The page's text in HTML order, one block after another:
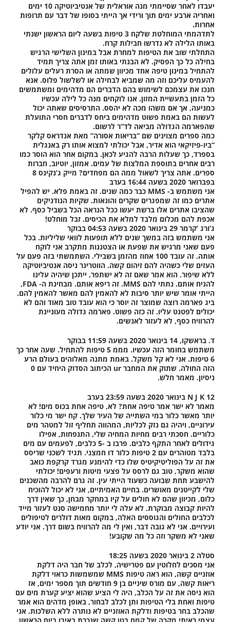
יעבדו לאחר שסיימתי מנה אוראלית של אנטיביוטיקה 10 ימים
ואחריה ארבע ימים תוך ורידי אך הייתי בסופו של דבר עם תרופות
אחרות.
לתדהמתי המוחלטת שלקח 3 טיפות בשעה ליום הראשון ישנתי
באותו הלילה לא נדרשו חבילות קרח.
התחלתי שוב את הטיפות למחרת אבל במינון השלישי הרגיש
בחילה כל כך הפסיק. לא הבנתי באותו זמן אתה צריך תמיד
להתחיל במינון טיפה אחד מכיוון שמתה או הסרת רעלים עלולים
להעמיס עליכם וזה מה שמביא לבחילה או לשלשול פלוס. אנא
חנכו את עצמכם לשימוש בהם הדברים הם מדהימים ומשתמשים
כל הזמן בתעשיית המזון. אנו לוקחים מנה כל לילה עכשיו
כמניעה, אך אם משהו מכה לא יהסס. התרסיסים שאתה יכול
לעשות הם באמת פשוט מדהימים ביחס לדברים חסרי התועלת
שהפארמה הגדולה מביאה לד”ר לרשום.
כמה ספרים מצוינים שם “בריאות אסורה” מאת אנדראס קלקר
“ביו-פיזיקאי הוא אדיר, אבל יכולתי למצוא אותו רק באנגלית
בספרד, כך שעלות הרבה להגיע לכאן. במקום אחר הוא הוסר כמו
רבים אחרים בתוספת המלצות של עמים. אמזון, יוטיוב, חברות
ספרים. אתה צריך לשאול ממה הם מפחדים? מייק ג’נקינס 8
בפברואר 2020 בשעה 16:44 בערב
אני משתמש ב- MMS כבר כמה שנים. זה באמת פלא. יש להפיל
אתרים כמו זה שמפגרים שקרים והונאות. שקיות הנודניקים
שהציבו אתרים אלו ברשת יעשו ככל הנראה הכל בשביל כסף. לא
אכפת להם מכלום מלבד למלא את הכיסים. זבל מוחלט!
ג’ורג ‘קרמר 29 בינואר 2020 בשעה 04:53 בבוקר
אני משתמש בזה במשך שנים ללא תופעות לוואי שליליות. בכל
פעם שאני מרגיש את שפעת או הצטננות מתקרב אני לוקח
אותה. זה עובד 100 אחוז מהזמן בשבילי. השתמשתי בזה פעם על
העזים שלי כשהיה להם זיהום קשה. הווטרינר ניסה אנטיביוטיקה
ללא שיפור. הוא אמר שאם זה לא ישתפר, ייתכן שיהיה עלינו
להניח אותם. נתתי להם MMS. זה ריפא אותם. מבחינת ה- FDA,
הייתי אומר שיש יותר סיבות לא להאמין להם מאשר להאמין להם.
ביג פארמה רוצה שמוצר זה יוסר כי הוא עובד טוב מאוד והם לא
יכולים לפטנט עליו. זה כזה פשוט. פארמה גדולה מעוניינת
להרוויח כסף, לא לעזור לאנשים.
ד. בראשקו, 14 בינואר 2020 בשעה 11:59 בבוקר
משתמש בחומר הזה עכשיו. מממ 5 טיפות להתחיל. שעה אחר כך
6 טיפות. אני לא קל משקל. באמת מתנה מאלוהים בעולם הרע
הזה החולה. שתוק את המחבר ur הכיתוב הסדוק היחיד עם 0
ניסיון. מאמר חלש.
N J K 12 בינואר 2020 בשעה 23:59 בערב
מאמר לא ישר אמר טיפה אחת? לא, טיפה אחת בכוס מים! לא
יותר מאשר כלור במי השתייה של העיר שלך. קח ישר מי כלור
עירוניים, ויהיה גם נזק לכליות, המהווה תחליף זול למטהר מים
כלוריים. חסכתי רבים מחיות המחיה שלי, התנפחות, אפילו
גידולים לאחר התקף כלבים. פרבו ב -5 כלבים, לפעמים עם מים
בלבד מטוהרים עם 2 טיפות כלור דו חמצני. תגיד לשכני שריסס
את זה על הפוליטיקיטיס שלו כדי להימנע מגרד קרקפת כואב
שהוא משקר, טוב גם לרסס על פצעי מיטות ורעפים! יכולתי
להישבע תחת שבועה כשעוד הייתי עין. זה גרם להרבה מהשכנים
שלי לקייטנים מאושרים. בחיים האמיתיים, אני לא יכול להוכיח
כלום, מכיוון שהם לא חולים על קיו במחקר מבחן, כך שאין דרך
להיות קבוצה מבוקרת. לא עלה לי יותר מחמישה סנט לעזור מייד
לכלבים החולים והגוססים האלה, במקום מאות דולרים לטיפולים
ועירויים. אני לא גובה דבר, ואין לי מה להרוויח בשום דרך. אני יודע
שאני לא משקר וזה כל מה שקובע!
סטלה 2 בינואר 2020 בשעה 18:25
אני מסכים לחלוטין עם פטרישיה, לכלב של חבר היה דלקת
אוזניים קשה, הוא ראה טיפות MMS שמשמשות כראוי דלקת
ריאות קשה, עם מורס שיניים בן 9 חודשים תוך מספר ימים, אז
הוא ניסה את זה על הכלב, היה לי הציע שהוא יציע קערת מים עם
טיפות ואחת בלי הטיפות ותן לכלב לבחור, באופן מדהים הוא אמר
שהכלב בחר בטיפות ודלקת האוזניים לא נותרה ללא השלכות. אני